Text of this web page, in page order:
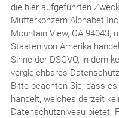
die hier aufgeführten
Mutterkonzern Alphabet
Mountain View, CA 94043,
Staaten von Amerika
Sinne der DSGVO, in dem
vergleichbares
Bitte beachten Sie, dass
handelt, welches derzeit
Datenschutzniveau bietet.